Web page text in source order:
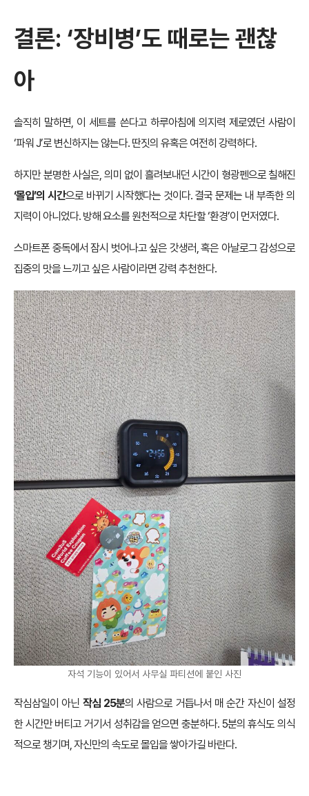
결론: ‘장비병’도 때로는 괜찮
아
솔직히 말하면, 이 세트를 쓴다고 하루아침에 의지력 제로였던 사람이
‘파워 J’로 변신하지는 않는다. 딴짓의 유혹은 여전히 강력하다.
하지만 분명한 사실은, 의미 없이 흘려보내던 시간이 형광펜으로 칠해진
‘몰입’의 시간으로 바뀌기 시작했다는 것이다. 결국 문제는 내 부족한 의
지력이 아니었다. 방해 요소를 원천적으로 차단할 ‘환경’이 먼저였다.
스마트폰 중독에서 잠시 벗어나고 싶은 갓생러, 혹은 아날로그 감성으로
집중의 맛을 느끼고 싶은 사람이라면 강력 추천한다.
자석 기능이 있어서 사무실 파티션에 붙인 사진
작심삼일이 아닌 작심 25분의 사람으로 거듭나서 매 순간 자신이 설정
한 시간만 버티고 거기서 성취감을 얻으면 충분하다. 5분의 휴식도 의식
적으로 챙기며, 자신만의 속도로 몰입을 쌓아가길 바란다.